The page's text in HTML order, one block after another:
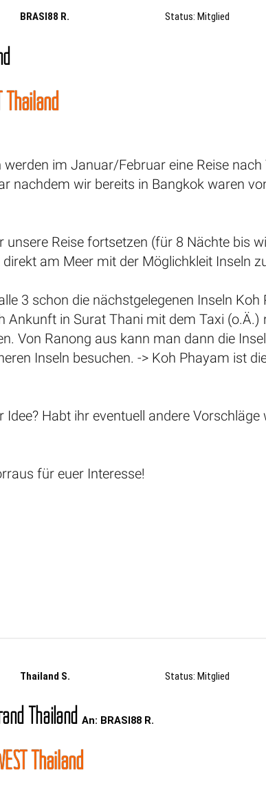
BRASI88 R. Status: Mitglied
Thailand
werden im Januar/Februar eine Reise
nachdem wir bereits in Bangkok waren
unsere Reise fortsetzen (für 8 Nächte bis
am Meer mit der Möglichkleit Inseln
3 schon die nächstgelegenen Inseln
Ankunft in Surat Thani mit dem Taxi
Von Ranong aus kann man dann die
Inseln besuchen. -> Koh Phayam ist
Idee? Habt ihr eventuell andere
für euer Interesse!
Thailand S. Status: Mitglied
ThailandAn: BRASI88 R.
Thailand